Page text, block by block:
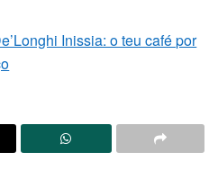
Inissia: o teu café por